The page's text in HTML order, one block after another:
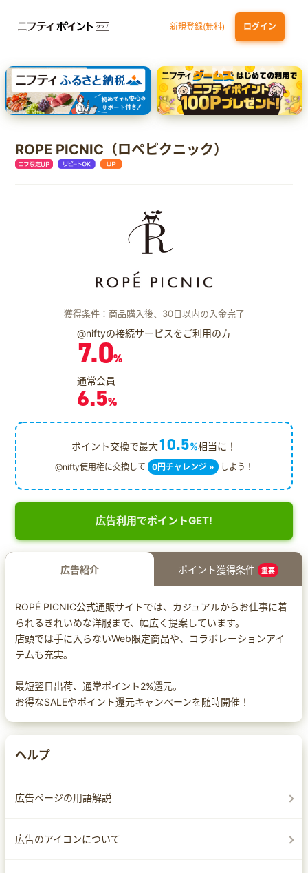
新規登録(無料) ログイン
dカード 九州カードNEXT JCB ORIGINAL SERIES：JCBカード S
三井住友カード ゴールド（NL）（家族カード発行）
【実質初月無料】DMM | Disney+(ディズニープラス) セットプラン
ROPE PICNIC（ロペピクニック）
獲得条件：商品購入後、30日以内の入金完了
@niftyの接続サービスをご利用の方
7.0%
通常会員
6.5%
ポイント交換で最大10.5%相当に！
@nifty使用権に交換して 0円チャレンジ » しよう！
広告利用でポイントGET!
広告紹介 ポイント獲得条件 重要
ROPÉ PICNIC公式通販サイトでは、カジュアルからお仕事に着
られるきれいめな洋服まで、幅広く提案しています。
店頭では手に入らないWeb限定商品や、コラボレーションアイ
テムも充実。
最短翌日出荷、通常ポイント2%還元。
お得なSALEやポイント還元キャンペーンを随時開催！
ヘルプ
広告ページの用語解説
広告のアイコンについて